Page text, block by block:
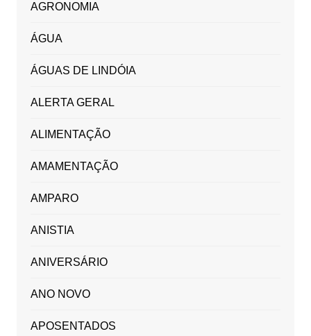
AGRONOMIA
ÁGUA
ÁGUAS DE LINDÓIA
ALERTA GERAL
ALIMENTAÇÃO
AMAMENTAÇÃO
AMPARO
ANISTIA
ANIVERSÁRIO
ANO NOVO
APOSENTADOS